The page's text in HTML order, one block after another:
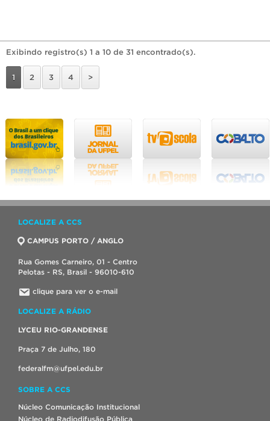
Exibindo registro(s) 1 a 10 de 31 encontrado(s).
1 2 3 4 >
LOCALIZE A CCS
CAMPUS PORTO / ANGLO
Rua Gomes Carneiro, 01 - Centro
Pelotas - RS, Brasil - 96010-610
clique para ver o e-mail
LOCALIZE A RÁDIO
LYCEU RIO-GRANDENSE
Praça 7 de Julho, 180
federalfm@ufpel.edu.br
SOBRE A CCS
Núcleo Comunicação Institucional
Núcleo de Radiodifusão Pública